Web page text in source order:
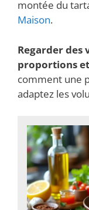
montée du
Maison.
Regarder des
proportions
comment une
adaptez les